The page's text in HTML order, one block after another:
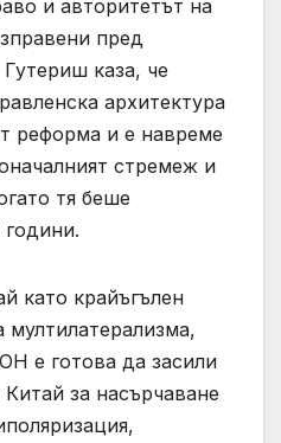
и авторитетът на
пред
каза, че
архитектура
реформа и е навреме
стремеж и
тя беше
като крайъгълен
е готова да засили
за насърчаване